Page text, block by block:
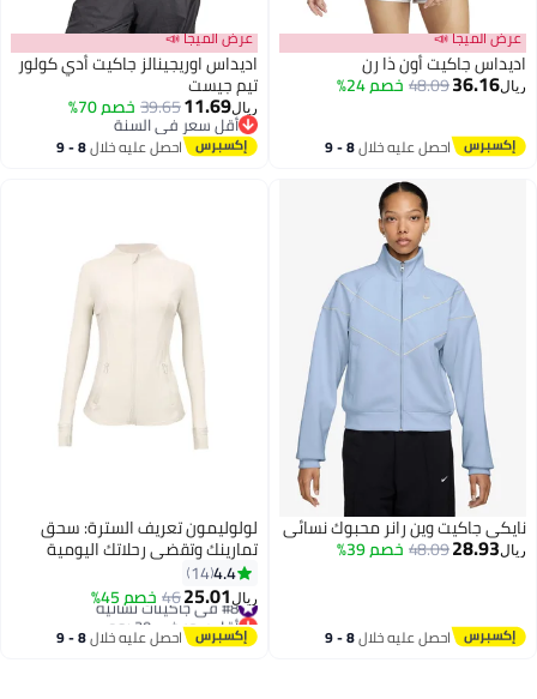
عرض الميجا 📣
اديداس جاكيت أون ذا رن
ريال36.16
48.09خصم 24%
احصل عليه خلال 8 - 9
عرض الميجا 📣
اديداس اوريجينالز جاكيت أدي كولور
تيم جيست
ريال11.69
39.65خصم 70%
أقل سعر في السنة
أقل سعر في السنة
احصل عليه خلال 8 - 9
نايكي جاكيت وين رانر محبوك نسائي
ريال28.93
48.09خصم 39%
احصل عليه خلال 8 - 9
8
لولوليمون تعريف السترة: سحق
تمارينك وتقضي رحلاتك اليومية
بأسلوب واحد لتنسيق طوال اليوم
4.4
14
ريال25.01
46 خصم 45% #8 في جاكيتات نسائية
أقل سعر في 30 يوم
#8 في جاكيتات نسائية احصل عليه خلال 8 - 9